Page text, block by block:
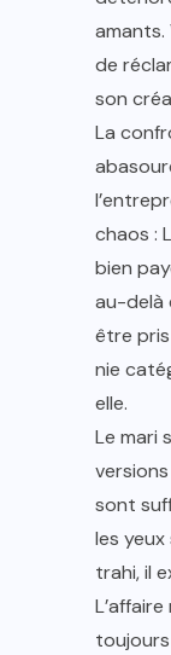
amants.
de
son
La
chaos :
bien
au-delà
être
nie
elle.
Le mari
sont
les
trahi, il